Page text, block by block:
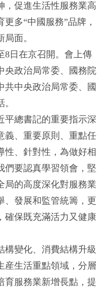
，促進生活性服務業高
多“中國服務”品牌，
面。
日在京召開。會上傳
央政治局常委、國務院
共中央政治局常委、國
總書記的重要指示深
義、重要原則、重點任
性、針對性，為做好相
們要認真學習領會，堅
局的高度深化對服務業
、發展和監管統籌，更
確保既充滿活力又健康
變化、消費結構升級
産生活重點領域，分層
育服務業新增長點，提